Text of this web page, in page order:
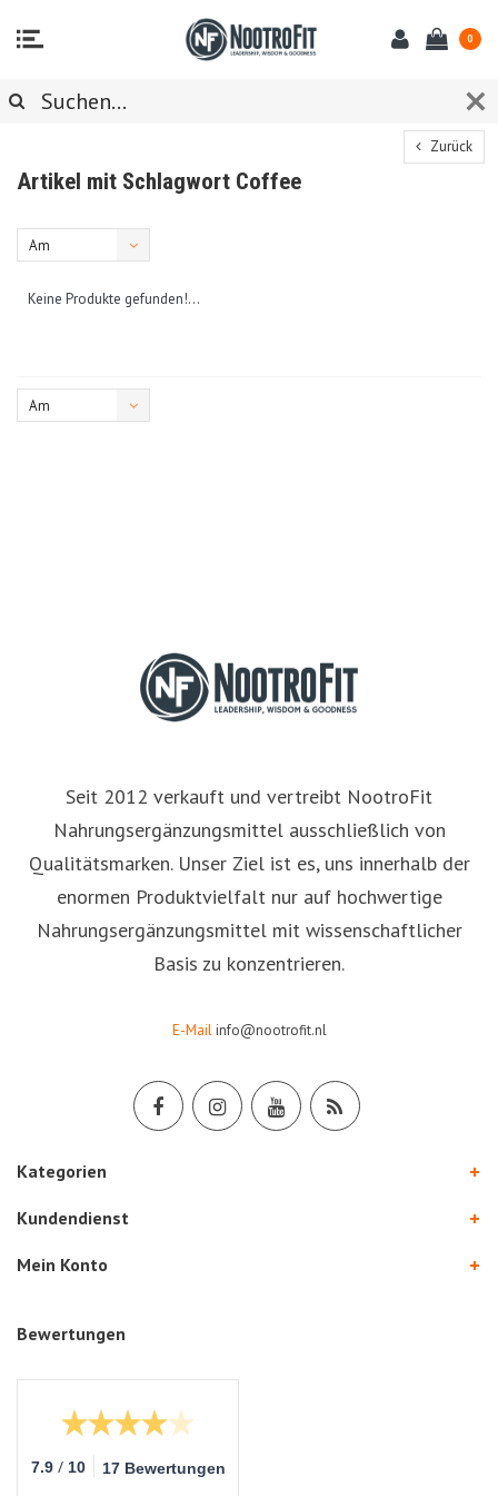
0
Zurück
Artikel mit Schlagwort Coffee
Am
Keine Produkte gefunden!...
Am
Seit 2012 verkauft und vertreibt NootroFit
Nahrungsergänzungsmittel ausschließlich von
Qualitätsmarken. Unser Ziel ist es, uns innerhalb der
enormen Produktvielfalt nur auf hochwertige
Nahrungsergänzungsmittel mit wissenschaftlicher
Basis zu konzentrieren.
E-Mail info@nootrofit.nl
Kategorien
Kundendienst
Mein Konto
Bewertungen
7.9 / 10 17 Bewertungen